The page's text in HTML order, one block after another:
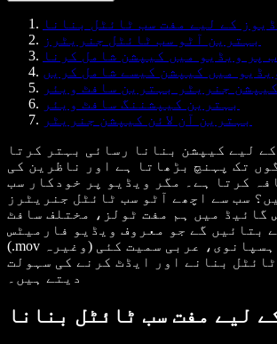
کے لیے مفت سب ٹائٹل بنانا
بہترین آٹو سب ٹائٹل جنریٹرز
پر ویڈیو میں کیپشن شامل کرنا
میں کیپشن کیسے شامل کریں
جنریٹر بہترین سافٹ ویئر
بہترین کیپشننگ سافٹ ویئر
بہترین آن لائن کیپشن جنریٹر
لیے کیپشن بنانا رسائی بہتر کرتا
تک پہنچ بڑھاتا ہے اور ناظرین کی
کرتا ہے۔ مگر ویڈیو پر خودکار سب
سب سے اچھے آٹو سب ٹائٹل جنریٹرز
گائیڈ میں ہم مفت ٹولز، مختلف سافٹ
بتائیں گے جو معروف ویڈیو فارمیٹس
(.mov وغیرہ) اور انگریزی، ہسپانوی، عربی سمیت کئی
بنانے اور ایڈٹ کرنے کی سہولت
دیتے ہیں۔
لیے مفت سب ٹائٹل بنانا